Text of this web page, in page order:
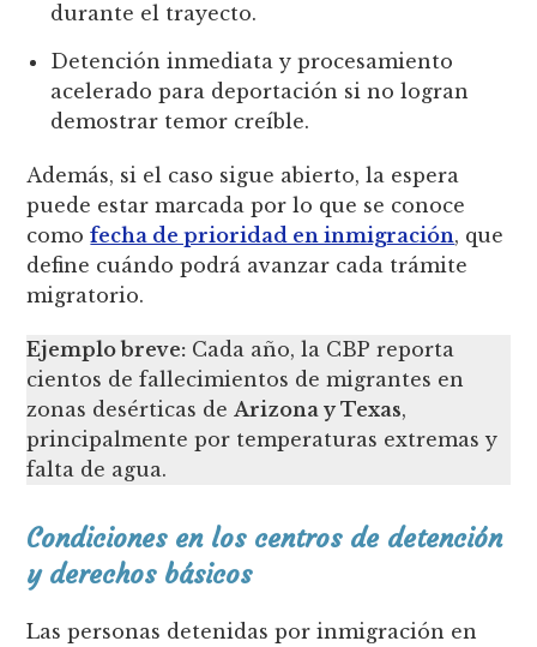
durante el trayecto.
Detención inmediata y procesamiento
acelerado para deportación si no logran
demostrar temor creíble.
Además, si el caso sigue abierto, la espera
puede estar marcada por lo que se conoce
comofecha de prioridad en inmigración, que
define cuándo podrá avanzar cada trámite
migratorio.
Ejemplo breve: Cada año, la CBP reporta
cientos de fallecimientos de migrantes en
zonas desérticas de Arizona y Texas,
principalmente por temperaturas extremas y
falta de agua.
Condiciones en los centros de detención
y derechos básicos
Las personas detenidas por inmigración en